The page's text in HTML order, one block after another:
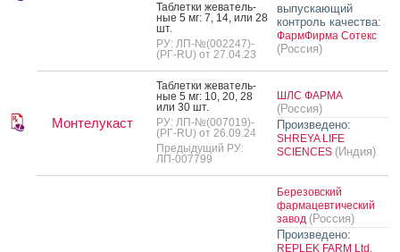
Таб­летки же­ватель­
ные 5 мг: 7, 14, или 28
шт.
РУ: ЛП-№(002247)-
(РГ-RU) от 27.04.23
выпускающий
контроль качества:
ФармФирма Сотекс
(Россия)
Монтелукаст
Таб­летки же­ватель­
ные 5 мг: 10, 20, 28
или 30 шт.
РУ: ЛП-№(007019)-
(РГ-RU) от 26.09.24
Предыдущий РУ:
ЛП-007799
ШЛС ФАРМА
(Россия)
Произведено:
SHREYA LIFE
SCIENCES (Индия)
Березовский
фармацевтический
завод (Россия)
Произведено:
REPLEK FARM Ltd.